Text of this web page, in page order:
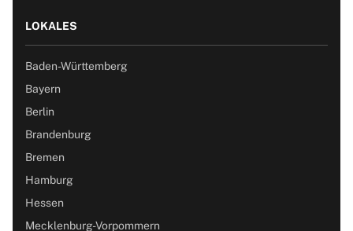
LOKALES
Baden-Württemberg
Bayern
Berlin
Brandenburg
Bremen
Hamburg
Hessen
Mecklenburg-Vorpommern